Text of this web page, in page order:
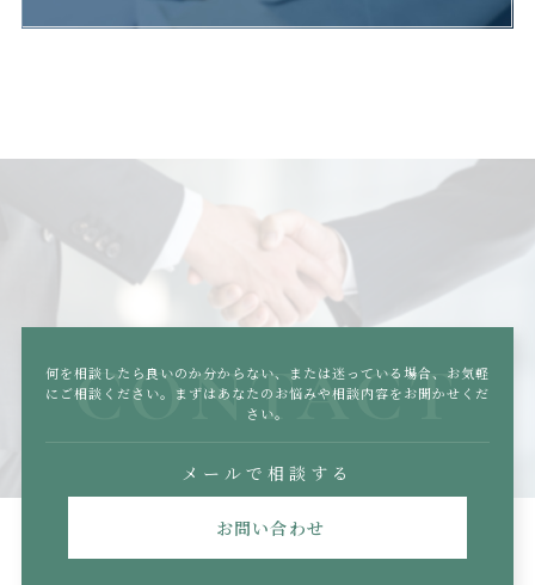
CONTACT
何を相談したら良いのか分からない、または迷っている場合、 お気軽
にご相談ください。まずはあなたのお悩みや相談内容をお聞かせくだ
さい。
メールで相談する
お問い合わせ